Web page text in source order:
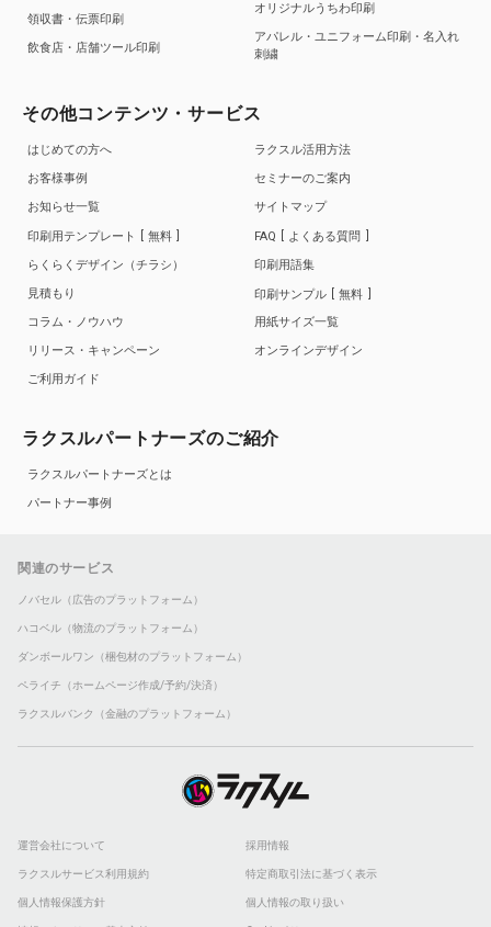
領収書・伝票印刷
飲食店・店舗ツール印刷
オリジナルうちわ印刷
アパレル・ユニフォーム印刷・名入れ
刺繍
その他コンテンツ・サービス
はじめての方へ
お客様事例
お知らせ一覧
印刷用テンプレート
無料
らくらくデザイン（チラシ）
見積もり
コラム・ノウハウ
リリース・キャンペーン
ご利用ガイド
ラクスル活用方法
セミナーのご案内
サイトマップ
FAQ
よくある質問
印刷用語集
印刷サンプル
無料
用紙サイズ一覧
オンラインデザイン
ラクスルパートナーズのご紹介
ラクスルパートナーズとは
パートナー事例
関連のサービス
ノバセル（広告のプラットフォーム）
ハコベル（物流のプラットフォーム）
ダンボールワン（梱包材のプラットフォーム）
ペライチ（ホームページ作成/予約/決済）
ラクスルバンク（金融のプラットフォーム）
運営会社について 採用情報
ラクスルサービス利用規約 特定商取引法に基づく表示
個人情報保護方針 個人情報の取り扱い